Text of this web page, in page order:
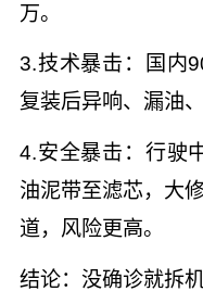
万。
3.技术暴击：国内
复装后异响、漏油
4.安全暴击：行驶
油泥带至滤芯，大
道，风险更高。
结论：没确诊就拆